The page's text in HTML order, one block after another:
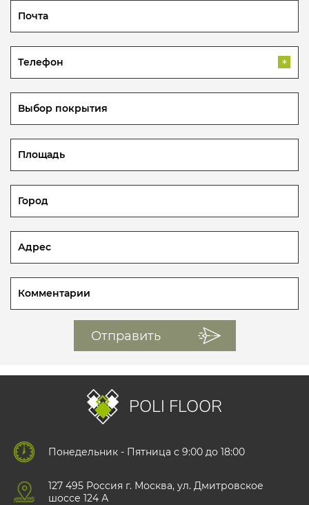
*
Выбор покрытия
POLI FLOOR
Понедельник - Пятница с 9:00 до 18:00
127 495 Роccия г. Москва, ул. Дмитровское
шоссе 124 А